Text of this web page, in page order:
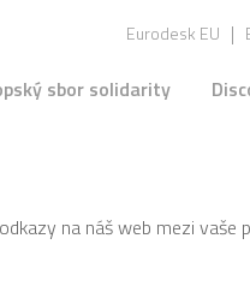
Eurodesk EU
sbor solidarity
na náš web mezi vaše